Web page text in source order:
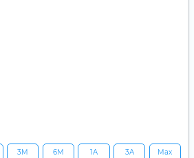
3M 6M 1A 3A Max